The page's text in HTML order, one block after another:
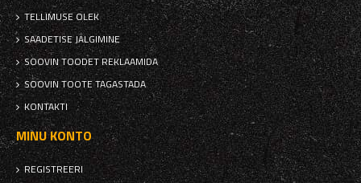
TELLIMUSE OLEK
SAADETISE JÄLGIMINE
SOOVIN TOODET REKLAAMIDA
SOOVIN TOOTE TAGASTADA
KONTAKTI
MINU KONTO
REGISTREERI